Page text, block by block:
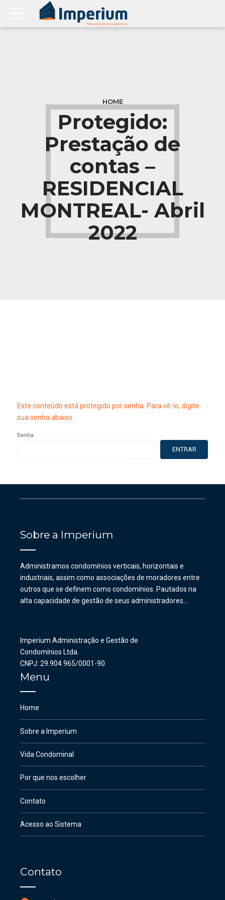
HOME
Protegido:
Prestação de
contas –
RESIDENCIAL
MONTREAL- Abril
2022
Este conteúdo está protegido por senha. Para vê-lo, digite
sua senha abaixo:
Senha:
Sobre a Imperium
Administramos condomínios verticais, horizontais e
industriais, assim como associações de moradores entre
outros que se definem como condomínios. Pautados na
alta capacidade de gestão de seus administradores…
Imperium Administração e Gestão de
Condomínios Ltda.
CNPJ: 29.904.965/0001-90
Menu
Home
Sobre a Imperium
Vida Condominal
Por que nos escolher
Contato
Acesso ao Sistema
Contato